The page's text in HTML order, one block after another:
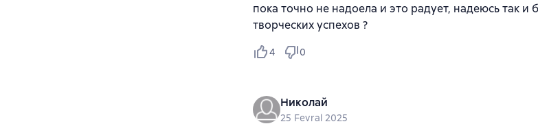
пока точно не надоела и это радует, надеюсь так и
творческих успехов ?
4 0
Николай
25 Fevral 2025